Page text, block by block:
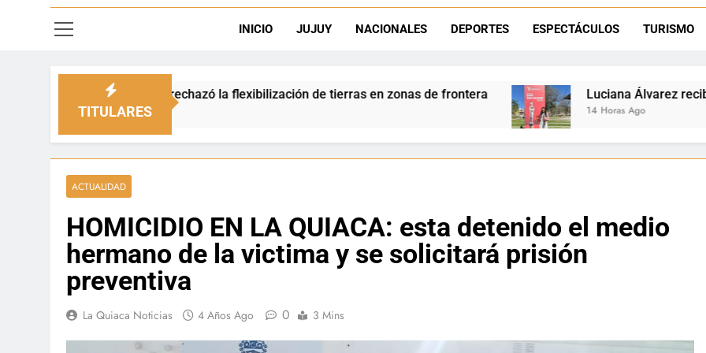
Día del Niño en La Quiaca: el municipio prepara una gran
INICIO JUJUY NACIONALES DEPORTES ESPECTÁCULOS TURISMO
TITULARES
rechazó la flexibilización de tierras en zonas de frontera Luciana Álvarez recibió el Premio San
ACTUALIDAD
HOMICIDIO EN LA QUIACA: esta detenido el medio
hermano de la victima y se solicitará prisión
preventiva
La Quiaca Noticias 4 Años Ago 0 3 Mins